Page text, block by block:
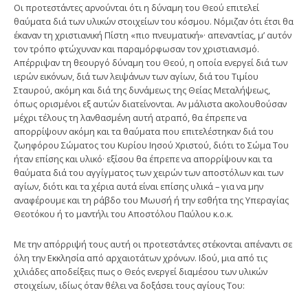
Οι προτεστάντες αρνούνται ότι η δύναμη του Θεού επιτελεί
θαύματα διά των υλικών στοιχείων του κόσμου. Νόμιζαν ότι έτσι θα
έκαναν τη χριστιανική Πίστη «πιο πνευματική»· απεναντίας, μ’ αυτόν
τον τρόπο φτώχυναν και παραμόρφωσαν τον χριστιανισμό.
Απέρριψαν τη θεουργό δύναμη του Θεού, η οποία ενεργεί διά των
ιερών εικόνων, διά των λειψάνων των αγίων, διά του Τιμίου
Σταυρού, ακόμη και διά της δυνάμεως της Θείας Μεταλήψεως,
όπως ορισμένοι εξ αυτών διατείνονται. Αν μάλιστα ακολουθούσαν
μέχρι τέλους τη λανθασμένη αυτή ατραπό, θα έπρεπε να
απορρίψουν ακόμη και τα θαύματα που επιτελέστηκαν διά του
ζωηφόρου Σώματος του Κυρίου Ιησού Χριστού, διότι το Σώμα Του
ήταν επίσης και υλικό· εξίσου θα έπρεπε να απορρίψουν και τα
θαύματα διά του αγγίγματος των χειρών των αποστόλων και των
αγίων, διότι και τα χέρια αυτά είναι επίσης υλικά – για να μην
αναφέρουμε και τη ράβδο του Μωυσή ή την εσθήτα της Υπεραγίας
Θεοτόκου ή το μαντήλι του Αποστόλου Παύ­λου κ.ο.κ.
Με την απόρριψή τους αυτή οι προτεστάντες στέκονται απέναντι σε
όλη την Εκκλησία από αρχαιοτάτων χρόνων. Ιδού, μια από τις
χιλιάδες αποδείξεις πως ο Θεός ενεργεί διαμέσου των υλικών
στοιχείων, ιδίως όταν θέλει να δοξάσει τους αγίους Του: